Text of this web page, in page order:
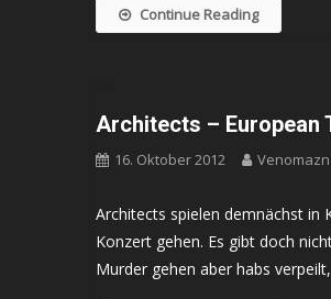
Continue Reading
Architects – European
16. Oktober 2012 Venomazn
Architects spielen demnächst in
Konzert gehen. Es gibt doch
Murder gehen aber habs